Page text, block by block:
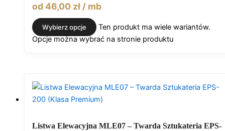
od 46,00 zł / mb
Wybierz opcje
Ten produkt ma wiele wariantów.
Opcje można wybrać na stronie produktu
Listwa Elewacyjna MLE07 – Twarda Sztukateria EPS-